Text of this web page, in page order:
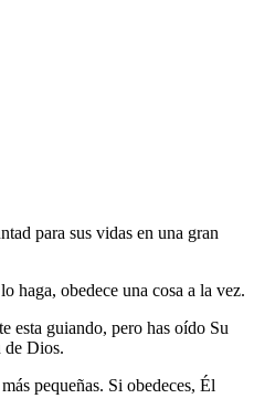
para sus vidas en una gran
haga, obedece una cosa a la vez.
esta guiando, pero has oído Su
de Dios.
pequeñas. Si obedeces, Él